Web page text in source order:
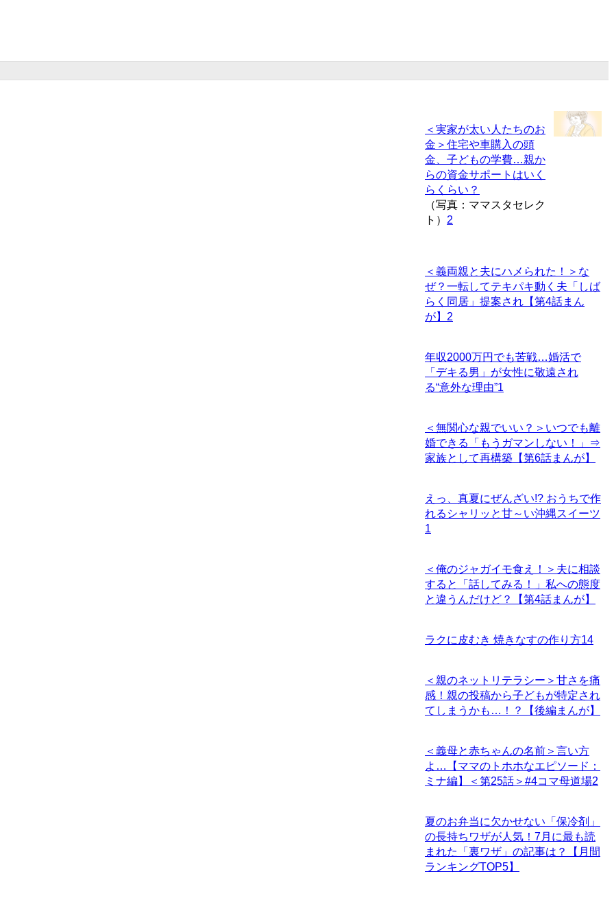
＜実家が太い人たちのお
金＞住宅や車購入の頭
金、子どもの学費…親か
らの資金サポートはいく
らくらい？
（写真：ママスタセレク
ト） 2
＜義両親と夫にハメられた！＞な
ぜ？一転してテキパキ動く夫「しば
らく同居」提案され【第4話まん
が】 2
年収2000万円でも苦戦…婚活で
「デキる男」が女性に敬遠され
る“意外な理由”1
＜無関心な親でいい？＞いつでも離
婚できる「もうガマンしない！」⇒
家族として再構築【第6話まんが】
えっ、真夏にぜんざい!? おうちで作
れるシャリッと甘～い沖縄スイーツ
1
＜俺のジャガイモ食え！＞夫に相談
すると「話してみる！」私への態度
と違うんだけど？【第4話まんが】
ラクに皮むき 焼きなすの作り方14
＜親のネットリテラシー＞甘さを痛
感！親の投稿から子どもが特定され
てしまうかも…！？【後編まんが】
＜義母と赤ちゃんの名前＞言い方
よ…【ママのトホホなエピソード：
ミナ編】＜第25話＞#4コマ母道場2
夏のお弁当に欠かせない「保冷剤」
の長持ちワザが人気！7月に最も読
まれた「裏ワザ」の記事は？【月間
ランキングTOP5】